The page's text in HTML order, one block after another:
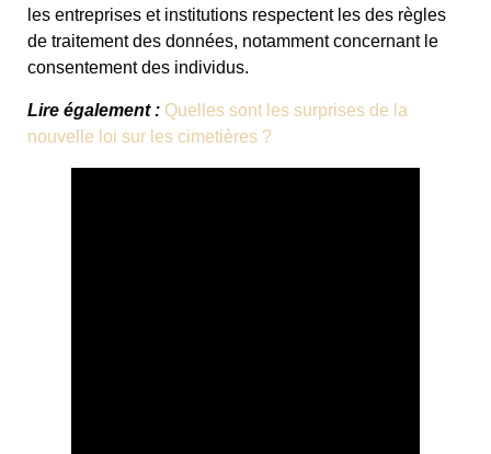
les entreprises et institutions respectent les des règles
de traitement des données, notamment concernant le
consentement des individus.
Lire également : Quelles sont les surprises de la
nouvelle loi sur les cimetières ?